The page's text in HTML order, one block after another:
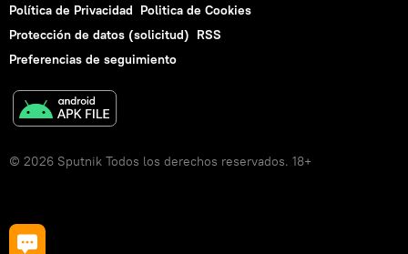
Política de Privacidad Politica de Cookies
Protección de datos (solicitud) RSS
Preferencias de seguimiento
© 2026 Sputnik Todos los derechos reservados. 18+